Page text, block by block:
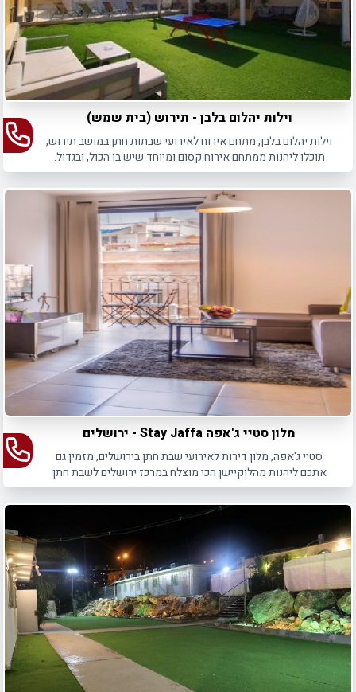
וילות יהלום בלבן - תירוש (בית שמש)
וילות יהלום בלבן, מתחם אירוח לאירועי שבתות חתן במושב תירוש,
תוכלו ליהנות ממתחם אירוח קסום ומיוחד שיש בו הכול, ובגדול.
מלון סטיי ג'אפה Stay Jaffa - ירושלים
סטיי ג'אפה, מלון דירות לאירועי שבת חתן בירושלים, מזמין גם
אתכם ליהנות מהלוקיישן הכי מוצלח במרכז ירושלים לשבת חתן
חווייתית לכל בני המשפחה.